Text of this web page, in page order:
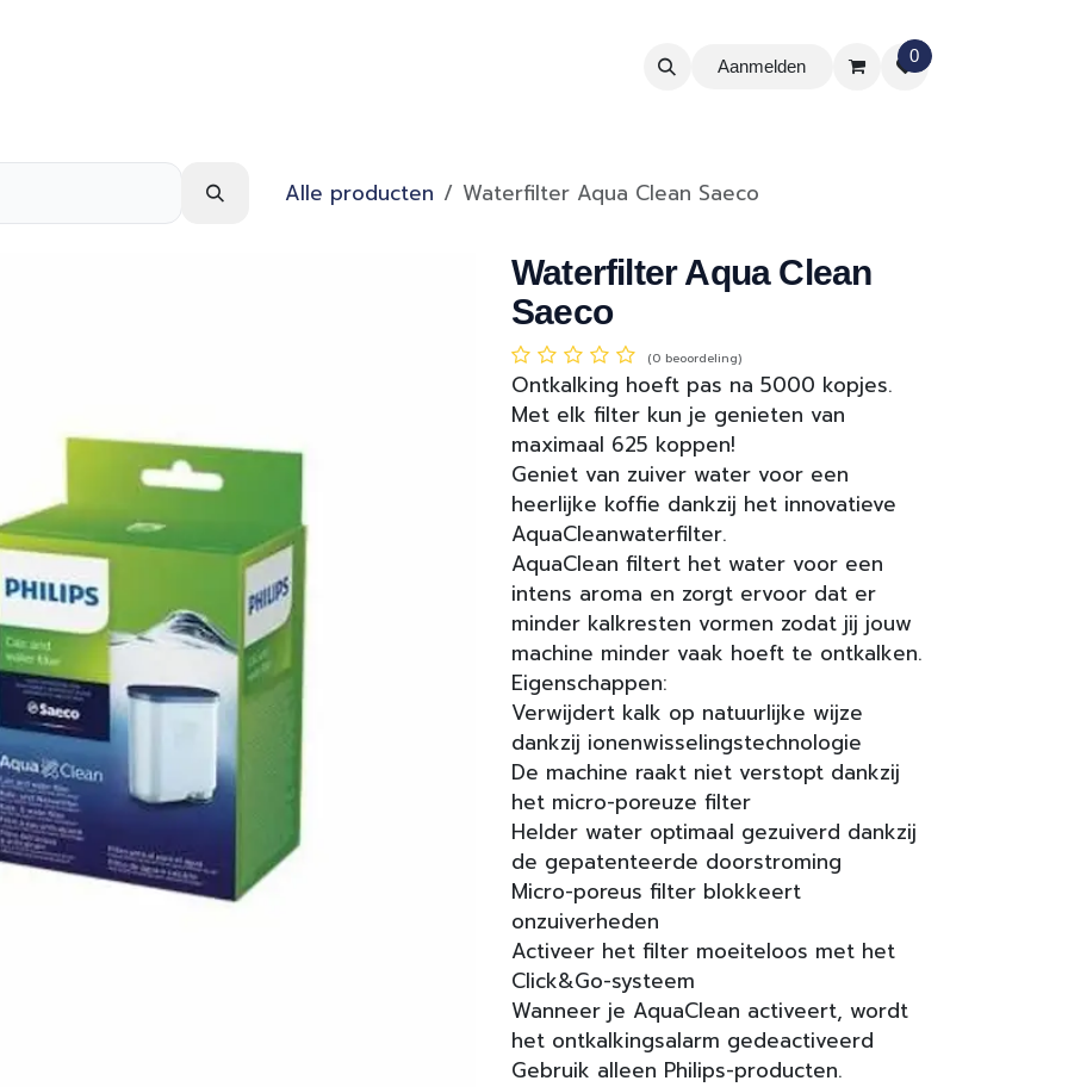
Aanmelden
0
Alle producten Waterfilter Aqua Clean Saeco
Waterfilter Aqua Clean
Saeco
(0 beoordeling)
Ontkalking hoeft pas na 5000 kopjes.
Met elk filter kun je genieten van
maximaal 625 koppen!
Geniet van zuiver water voor een
heerlijke koffie dankzij het innovatieve
AquaCleanwaterfilter.
AquaClean filtert het water voor een
intens aroma en zorgt ervoor dat er
minder kalkresten vormen zodat jij jouw
machine minder vaak hoeft te ontkalken.
Eigenschappen:
Verwijdert kalk op natuurlijke wijze
dankzij ionenwisselingstechnologie
De machine raakt niet verstopt dankzij
het micro-poreuze filter
Helder water optimaal gezuiverd dankzij
de gepatenteerde doorstroming
Micro-poreus filter blokkeert
onzuiverheden
Activeer het filter moeiteloos met het
Click&Go-systeem
Wanneer je AquaClean activeert, wordt
het ontkalkingsalarm gedeactiveerd
Gebruik alleen Philips-producten.